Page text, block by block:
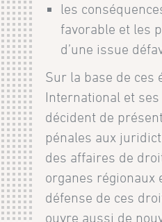
les
favorable et les
d’une issue
Sur la base de ces
International et
décident de
pénales aux
des affaires de
organes régionaux
défense de ces
ouvre aussi de